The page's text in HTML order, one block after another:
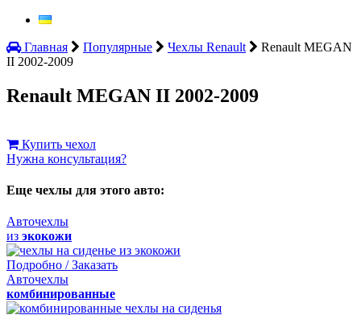
Главная Популярные Чехлы Renault
Renault MEGAN
II 2002-2009
Renault MEGAN II 2002-2009
Купить чехол
Нужна консультация?
Еще чехлы для этого авто:
Авточехлы
из экокожи
Подробно / Заказать
Авточехлы
комбинированные